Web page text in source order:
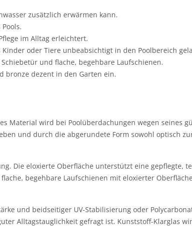
zusätzlich erwärmen kann.
im Alltag erleichtert.
oder Tiere unbeabsichtigt in den Poolbereich
und flache, begehbare Laufschienen.
bronze dezent in den Garten ein.
Material wird bei Poolüberdachungen wegen seines
und durch die abgerundete Form sowohl optisch
Die eloxierte Oberfläche unterstützt eine gepflegte,
begehbare Laufschienen mit eloxierter
und beidseitiger UV-Stabilisierung oder
Alltagstauglichkeit gefragt ist. Kunststoff-Klarglas